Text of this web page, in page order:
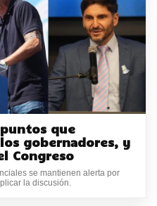
que
gobernadores, y
Congreso
se mantienen alerta por
la discusión.